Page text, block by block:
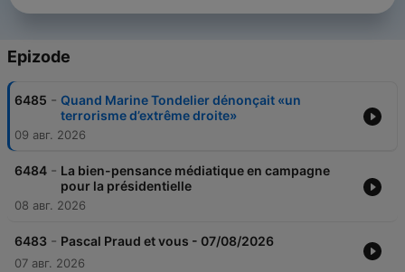
Epizode
6485 - Quand Marine Tondelier dénonçait «un
terrorisme d’extrême droite»
09 авг. 2026
6484 - La bien-pensance médiatique en campagne
pour la présidentielle
08 авг. 2026
6483 - Pascal Praud et vous - 07/08/2026
07 авг. 2026